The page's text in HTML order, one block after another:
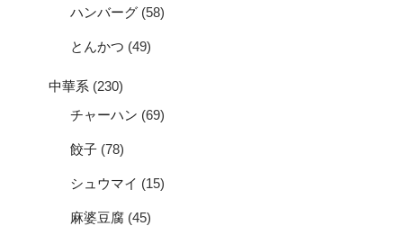
ハンバーグ (58)
とんかつ (49)
中華系 (230)
チャーハン (69)
餃子 (78)
シュウマイ (15)
麻婆豆腐 (45)